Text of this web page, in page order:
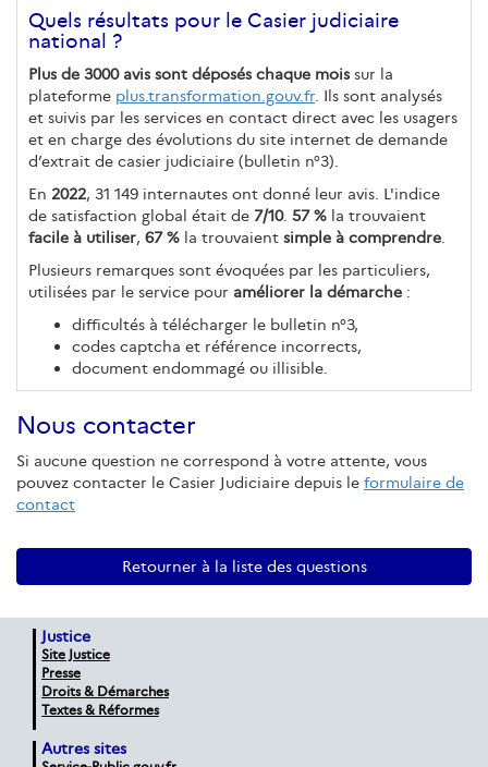
Quels résultats pour le Casier judiciaire
national ?
Plus de 3000 avis sont déposés chaque mois sur la
plateforme plus.transformation.gouv.fr . Ils sont analysés
et suivis par les services en contact direct avec les usagers
et en charge des évolutions du site internet de demande
d’extrait de casier judiciaire (bulletin n°3).
En 2022, 31 149 internautes ont donné leur avis. L'indice
de satisfaction global était de 7/10. 57 % la trouvaient
facile à utiliser, 67 % la trouvaient simple à comprendre
Plusieurs remarques sont évoquées par les particuliers,
utilisées par le service pour améliorer la démarche :
difficultés à télécharger le bulletin n°3,
codes captcha et référence incorrects,
document endommagé ou illisible.
Nous contacter
Si aucune question ne correspond à votre attente, vous
pouvez contacter le Casier Judiciaire depuis le formulaire de
contact
Retourner à la liste des questions
Justice
Site Justice
Presse
Droits & Démarches
Textes & Réformes
Autres sites